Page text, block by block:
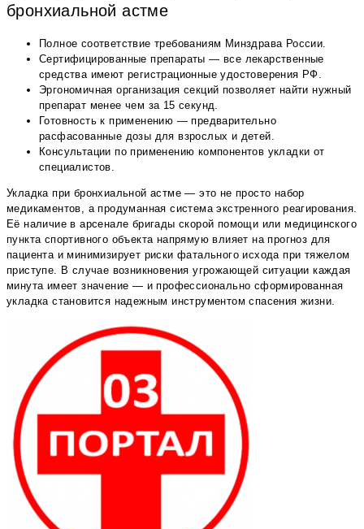
бронхиальной астме
Полное соответствие требованиям Минздрава России.
Сертифицированные препараты — все лекарственные
средства имеют регистрационные удостоверения РФ.
Эргономичная организация секций позволяет найти нужный
препарат менее чем за 15 секунд.
Готовность к применению — предварительно
расфасованные дозы для взрослых и детей.
Консультации по применению компонентов укладки от
специалистов.
Укладка при бронхиальной астме — это не просто набор
медикаментов, а продуманная система экстренного реагирования.
Её наличие в арсенале бригады скорой помощи или медицинского
пункта спортивного объекта напрямую влияет на прогноз для
пациента и минимизирует риски фатального исхода при тяжелом
приступе. В случае возникновения угрожающей ситуации каждая
минута имеет значение — и профессионально сформированная
укладка становится надежным инструментом спасения жизни.